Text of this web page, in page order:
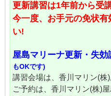
更新講習は1年前から受
今一度、お手元の免状有
い!
屋島マリーナ更新・失効
もOKです)
講習会場は、香川マリン(株)
ご予約は、香川マリン(株)